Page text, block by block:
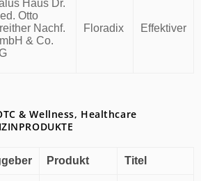
Haus Dr.
Otto
Nachf.
& Co.
Floradix Effektiver
& Wellness, Healthcare
Produkt Titel